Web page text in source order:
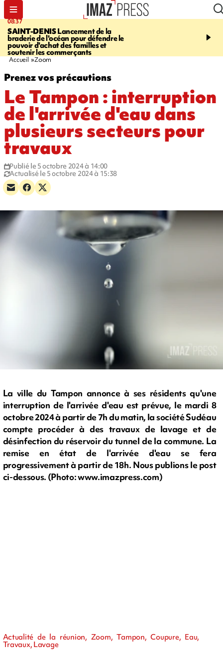
08:37
SAINT-DENISLancement de la
braderie de l'océan pour défendre le
pouvoir d'achat des familles et
soutenir les commerçants
10:44
dragons paradent
Accueil Zoom
Prenez vos précautions
Le Tampon : interruption
de l'arrivée d'eau dans
plusieurs secteurs pour
travaux
Publié le 5 octobre 2024 à 14:00
Actualisé le 5 octobre 2024 à 15:38
La ville du Tampon annonce à ses résidents qu'une
interruption de l'arrivée d'eau est prévue, le mardi 8
octobre 2024 à partir de 7h du matin, la société Sudéau
compte procéder à des travaux de lavage et de
désinfection du réservoir du tunnel de la commune. La
remise en état de l'arrivée d'eau se fera
progressivement à partir de 18h. Nous publions le post
ci-dessous. (Photo: www.imazpress.com)
Actualité de la réunion, Zoom, Tampon, Coupure, Eau,
Travaux, Lavage